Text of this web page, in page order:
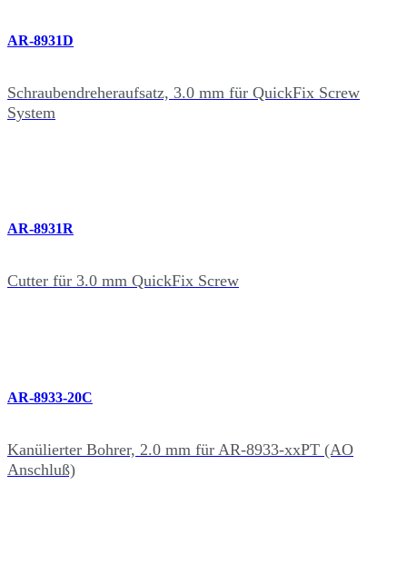
AR-8931D
Schraubendreheraufsatz, 3.0 mm für QuickFix Screw
System
AR-8931R
Cutter für 3.0 mm QuickFix Screw
AR-8933-20C
Kanülierter Bohrer, 2.0 mm für AR-8933-xxPT (AO
Anschluß)